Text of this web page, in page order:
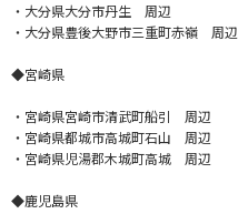
・大分県大分市丹生 周辺
・大分県豊後大野市三重町赤嶺 周辺
◆宮崎県
・宮崎県宮崎市清武町船引 周辺
・宮崎県都城市高城町石山 周辺
・宮崎県児湯郡木城町高城 周辺
◆鹿児島県